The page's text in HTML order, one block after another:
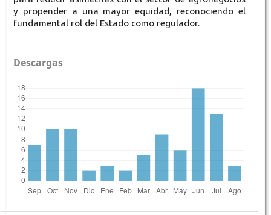
y propender a una mayor equidad, reconociendo el
fundamental rol del Estado como regulador.
Descargas